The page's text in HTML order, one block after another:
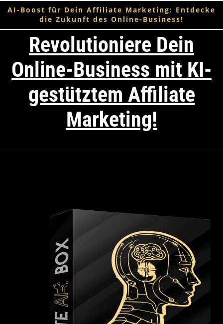
AI-Boost für Dein Affiliate Marketing: Entdecke
die Zukunft des Online-Business!
Revolutioniere Dein
Online-Business mit KI-
gestütztem Affiliate
Marketing!